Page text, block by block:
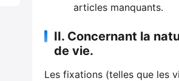
articles manquants.
II. Concernant la
de vie.
Les fixations (telles que les